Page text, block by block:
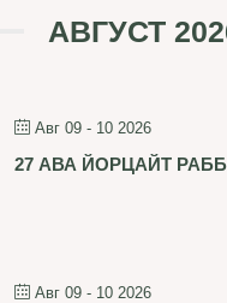
АВГУСТ
Авг 09 - 10 2026
27 АВА ЙОРЦАЙТ
Авг 09 - 10 2026